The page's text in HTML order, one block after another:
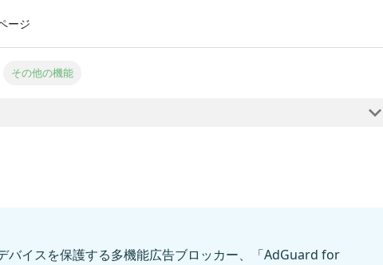
ージ
その他の機能
バイスを保護する多機能広告ブロッカー、「AdGuard for